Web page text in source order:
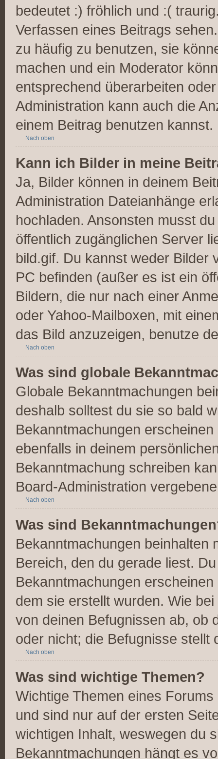
bedeutet :) fröhlich und :(
Verfassen eines Beitrags
zu häufig zu benutzen, sie
machen und ein Moderator
entsprechend überarbeiten
Administration kann auch die
einem Beitrag benutzen kannst.
Nach oben
Kann ich Bilder in meine
Ja, Bilder können in deinem
Administration Dateianhänge
hochladen. Ansonsten musst
öffentlich zugänglichen Server
bild.gif. Du kannst weder Bilder
PC befinden (außer es ist ein
Bildern, die nur nach einer
oder Yahoo-Mailboxen, mit
das Bild anzuzeigen, benutze
Nach oben
Was sind globale
Globale Bekanntmachungen
deshalb solltest du sie so bald
Bekanntmachungen
ebenfalls in deinem
Bekanntmachung schreiben
Board-Administration
Nach oben
Was sind
Bekanntmachungen beinhalten
Bereich, den du gerade liest.
Bekanntmachungen
dem sie erstellt wurden. Wie
von deinen Befugnissen ab, ob
oder nicht; die Befugnisse stellt
Nach oben
Was sind wichtige Themen?
Wichtige Themen eines
und sind nur auf der ersten
wichtigen Inhalt, weswegen du
Bekanntmachungen hängt es